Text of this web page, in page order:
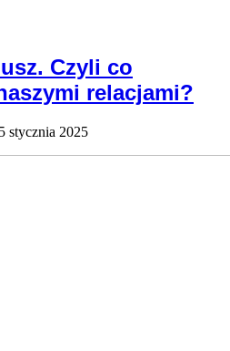
Czyli co
relacjami?
stycznia 2025